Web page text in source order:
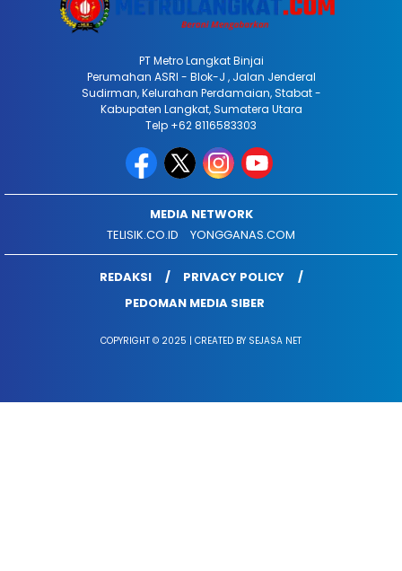
PT Metro Langkat Binjai
Perumahan ASRI - Blok-J , Jalan Jenderal
Sudirman, Kelurahan Perdamaian, Stabat -
Kabupaten Langkat, Sumatera Utara
Telp +62 8116583303
MEDIA NETWORK
TELISIK.CO.ID
YONGGANAS.COM
REDAKSI
PRIVACY POLICY
PEDOMAN MEDIA SIBER
COPYRIGHT © 2025 | CREATED BY SEJASA NET